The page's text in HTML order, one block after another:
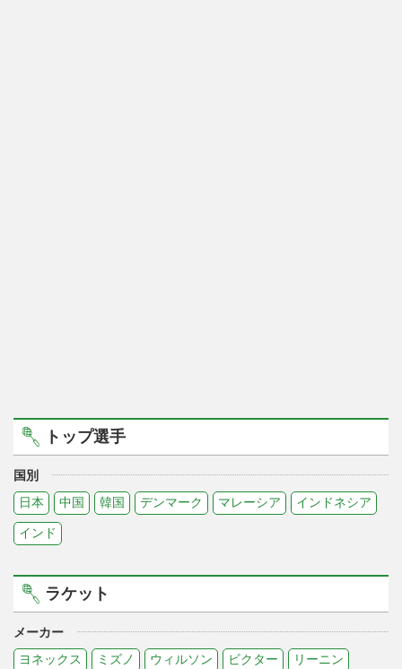
トップ選手
国別
日本
中国 韓国 デンマーク マレーシア インドネシア
インド
ラケット
メーカー
ヨネックス
ミズノ ウィルソン ビクター リーニン